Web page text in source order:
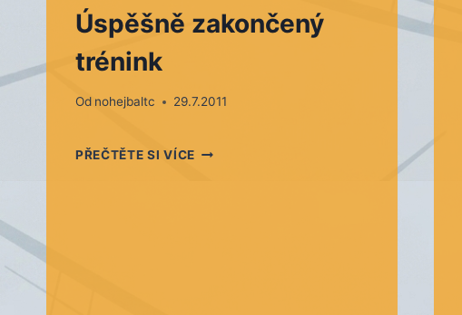
Úspěšně zakončený
trénink
Od nohejbaltc 29.7.2011
PŘEČTĚTE SI VÍCEÚSPĚŠNĚ